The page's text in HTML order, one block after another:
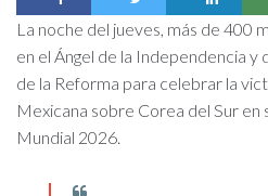
La noche del jueves, más de 400
en el Ángel de la Independencia
de la Reforma para celebrar la
Mexicana sobre Corea del Sur en
Mundial 2026.